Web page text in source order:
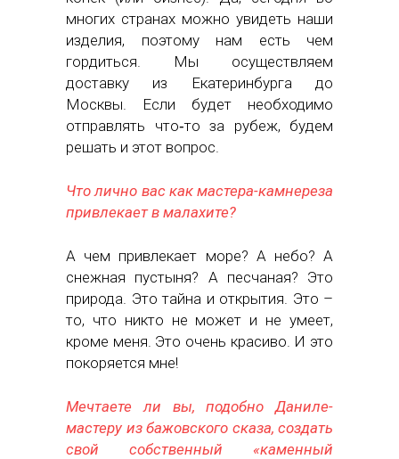
многих странах можно увидеть наши
изделия, поэтому нам есть чем
гордиться. Мы осуществляем
доставку из Екатеринбурга до
Москвы. Если будет необходимо
отправлять что‑то за рубеж, будем
решать и этот вопрос.
Что лично вас как мастера-камнереза
привлекает в малахите?
А чем привлекает море? А небо? А
снежная пустыня? А песчаная? Это
природа. Это тайна и открытия. Это –
то, что никто не может и не умеет,
кроме меня. Это очень красиво. И это
покоряется мне!
Мечтаете ли вы, подобно Даниле-
мастеру из бажовского сказа, создать
свой собственный «каменный